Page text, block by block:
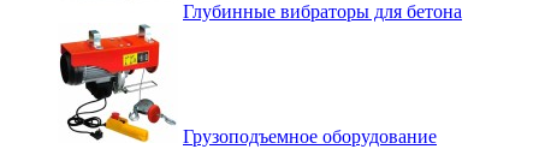
Глубинные вибраторы для бетона
Грузоподъемное оборудование